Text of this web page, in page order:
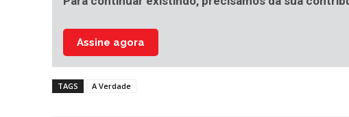
Assine agora
TAGS A Verdade